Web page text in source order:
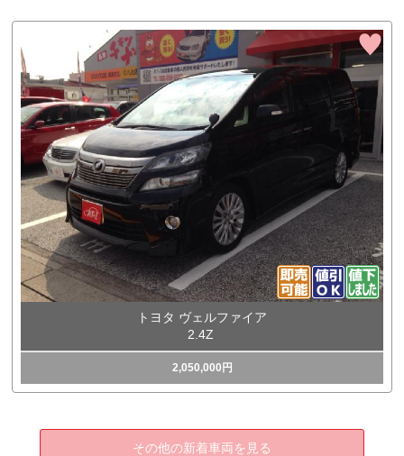
トヨタ ヴェルファイア
2.4Z
2,050,000円
その他の新着車両を見る